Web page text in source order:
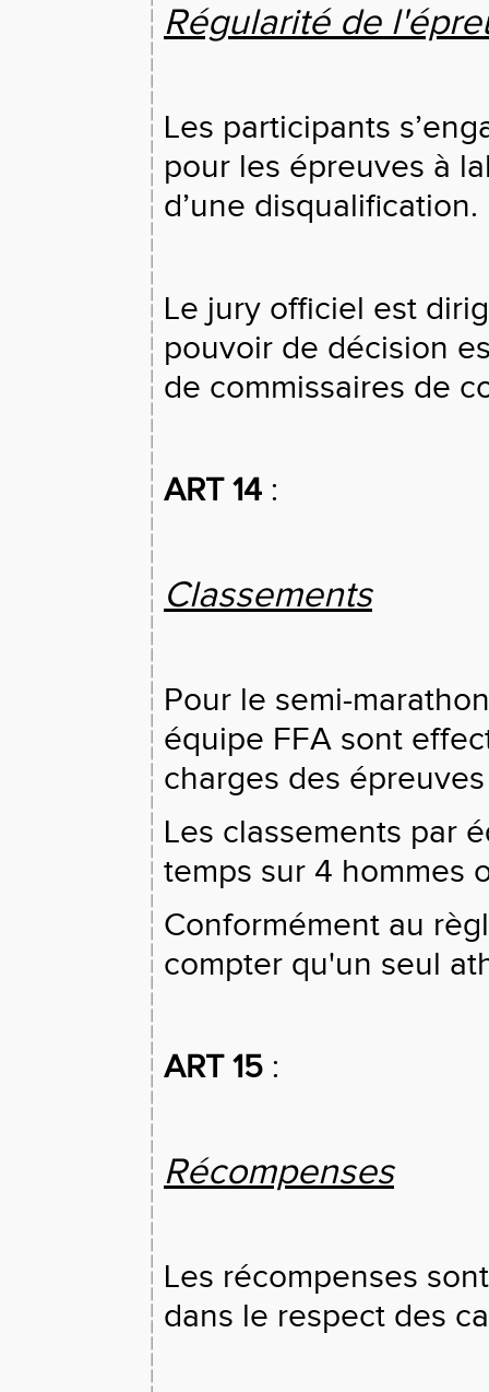
Régularité de
Les participants
pour les épreuves à
d’une disqualification.
Le jury officiel est
pouvoir de décision
de commissaires de
ART 14 :
Classements
Pour le semi-
équipe FFA sont
charges des
Les classements par
temps sur 4 hommes
Conformément au
compter qu'un seul
ART 15 :
Récompenses
Les récompenses
dans le respect des